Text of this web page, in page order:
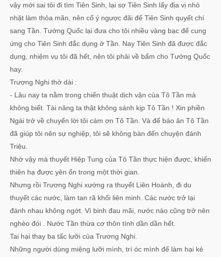
vậy mới sai tôi đi tìm Tiên Sinh, lại sợ Tiên Sinh lấy địa vị nhỏ
nhặt làm thỏa mãn, nên cố ý ngược đãi để Tiên Sinh quyết chí
sang Tần. Tướng Quốc lại đưa cho tôi nhiều vàng bạc để cung
ứng cho Tiên Sinh đắc dụng ở Tần. Nay Tiên Sinh đã được đắc
dụng, nhiệm vụ tôi đã hết, nên tôi phải về bẩm cho Tướng Quốc
hay.
Trương Nghi thở dài :
- Lâu nay ta nằm trong chiến thuật dịch vận của Tô Tần mà
không biết. Tài năng ta thật không sánh kịp Tô Tần ! Xin phiền
Ngài trở về chuyển lời tôi cám ơn Tô Tần. Và để báo ân Tô Tần
đã giúp tôi nên sự nghiệp, tôi sẽ không bàn đến chuyện đánh
Triệu.
Nhờ vậy mà thuyết Hiệp Tung của Tô Tần thực hiện được, khiến
thiên hạ được yên ổn trong một thời gian.
Nhưng rồi Trương Nghi xướng ra thuyết Liên Hoành, đi du
thuyết các nước, làm tan rã khối liên minh. Các nước trở lại
đánh nhau không ngớt. Vì binh đau mãi, nước nào cũng trở nên
nghèo đói . Nước Tần thừa cơ thôn tính dần dần hết.
Tai hại thay ba tấc lưỡi của Trương Nghi.
Những người dùng miệng lưỡi mình, trí óc mình để làm hại kẻ